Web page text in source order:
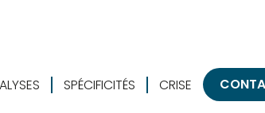
SPÉCIFICITÉS CRISE